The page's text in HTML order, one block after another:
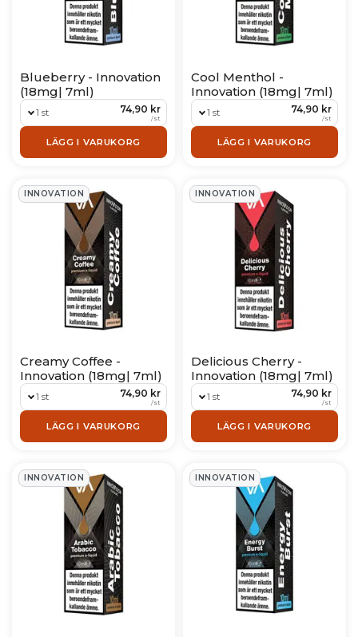
Blueberry - Innovation
(18mg| 7ml)
1 st 74,90 kr
/st
LÄGG I VARUKORG
Cool Menthol -
Innovation (18mg| 7ml)
1 st 74,90 kr
/st
LÄGG I VARUKORG
INNOVATION
Creamy Coffee -
Innovation (18mg| 7ml)
1 st 74,90 kr
/st
LÄGG I VARUKORG
INNOVATION
Delicious Cherry -
Innovation (18mg| 7ml)
1 st 74,90 kr
/st
LÄGG I VARUKORG
INNOVATION INNOVATION